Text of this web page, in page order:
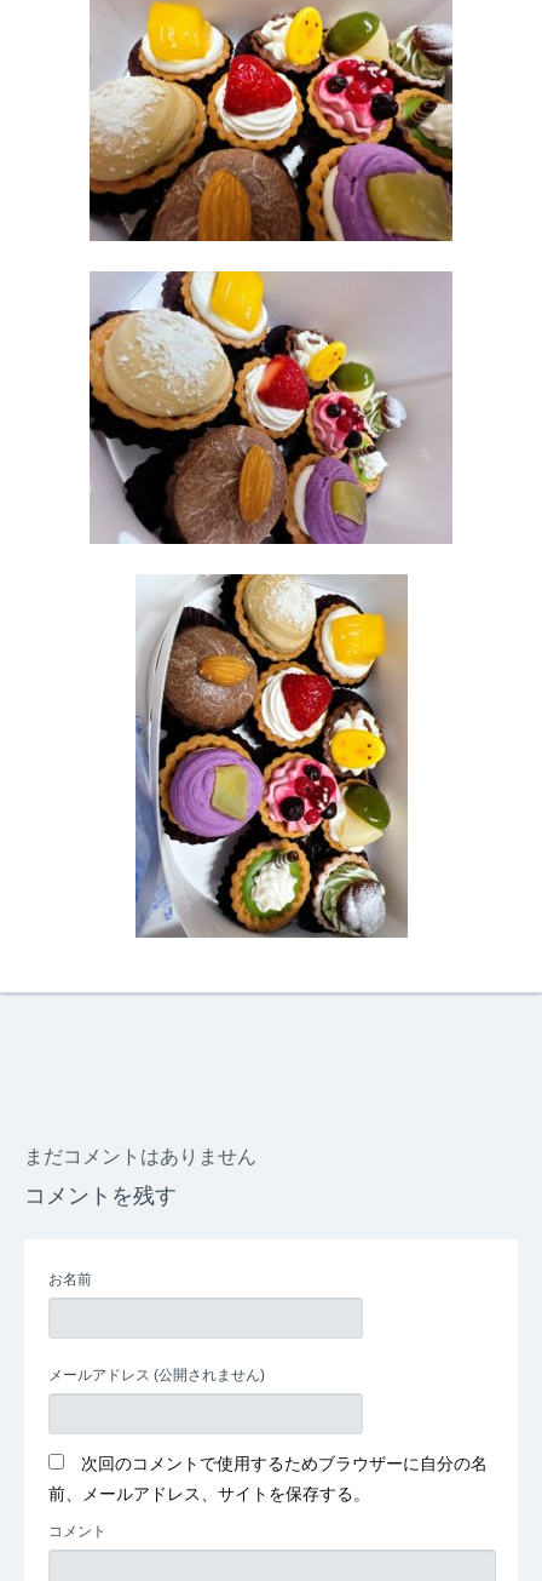
まだコメントはありません
コメントを残す
お名前
メールアドレス (公開されません)
次回のコメントで使用するためブラウザーに自分の名
前、メールアドレス、サイトを保存する。
コメント